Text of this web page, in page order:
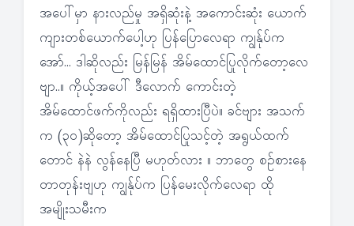
အပေါ်မှာ နားလည်မှု အရှိဆုံးနဲ့ အကောင်းဆုံး ယောက်
ကျားတစ်ယောက်ပေါ့ဟု ပြန်ပြောလေရာ ကျွန်ုပ်က
အော်… ဒါဆိုလည်း မြန်မြန် အိမ်ထောင်ပြုလိုက်တော့လေ
ဗျာ..။ ကိုယ့်အပေါ် ဒီလောက် ကောင်းတဲ့
အိမ်ထောင်ဖက်ကိုလည်း ရရှိထားပြီပဲ။ ခင်ဗျား အသက်
က (၃၀)ဆိုတော့ အိမ်ထောင်ပြုသင့်တဲ့ အရွယ်ထက်
တောင် နဲနဲ လွန်နေပြီ မဟုတ်လား ။ ဘာတွေ စဉ်စားနေ
တာတုန်းဗျဟု ကျွန်ုပ်က ပြန်မေးလိုက်လေရာ ထို
အမျိုးသမီးက